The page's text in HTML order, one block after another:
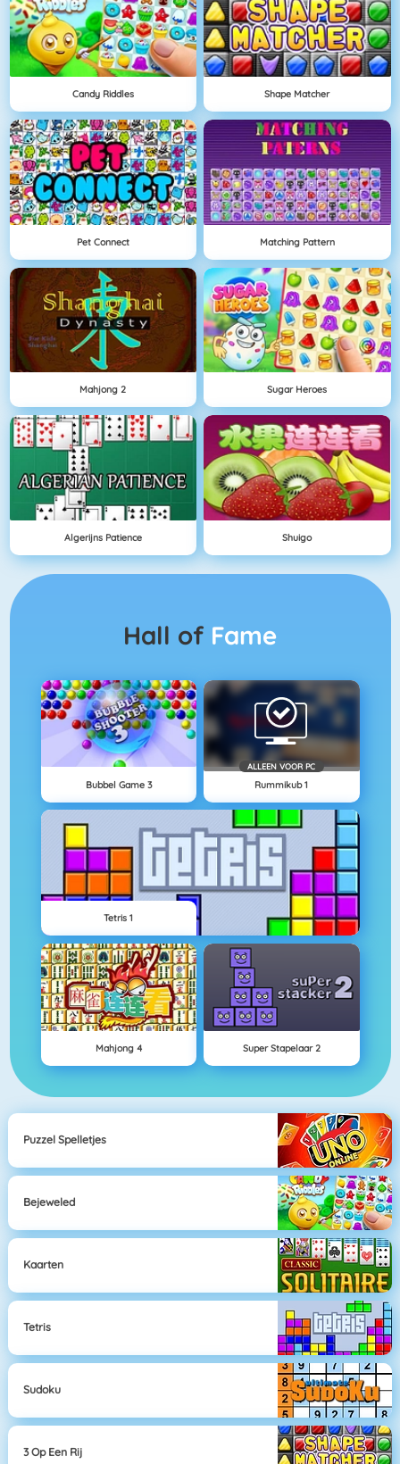
Candy Riddles Shape Matcher
Pet Connect Matching Pattern
Mahjong 2 Sugar Heroes
Algerijns Patience Shuigo
Hall of Fame
Bubbel Game 3
ALLEEN VOOR PC
Rummikub 1
Tetris 1
Mahjong 4 Super Stapelaar 2
Puzzel Spelletjes
Bejeweled
Kaarten
Tetris
Sudoku
3 Op Een Rij